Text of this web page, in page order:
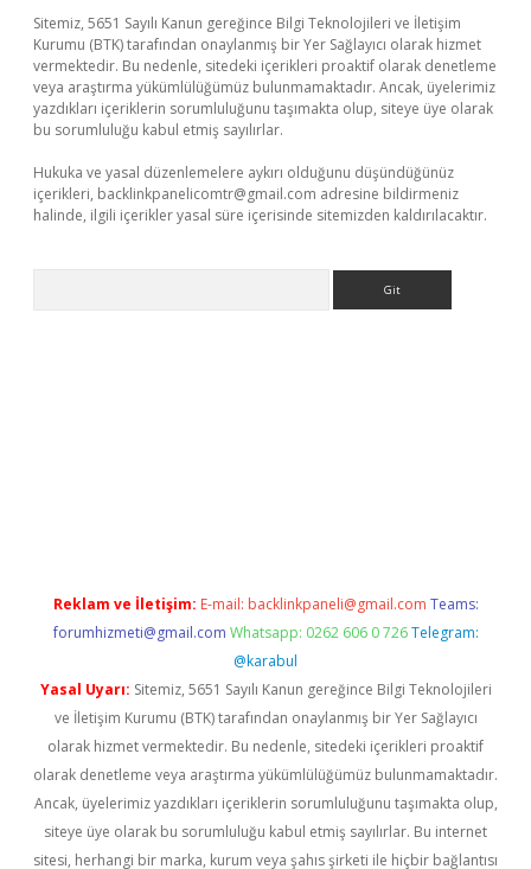
Sitemiz, 5651 Sayılı Kanun gereğince Bilgi Teknolojileri ve İletişim
Kurumu (BTK) tarafından onaylanmış bir Yer Sağlayıcı olarak hizmet
vermektedir. Bu nedenle, sitedeki içerikleri proaktif olarak denetleme
veya araştırma yükümlülüğümüz bulunmamaktadır. Ancak, üyelerimiz
yazdıkları içeriklerin sorumluluğunu taşımakta olup, siteye üye olarak
bu sorumluluğu kabul etmiş sayılırlar.
Hukuka ve yasal düzenlemelere aykırı olduğunu düşündüğünüz
içerikleri, backlinkpanelicomtr@gmail.com adresine bildirmeniz
halinde, ilgili içerikler yasal süre içerisinde sitemizden kaldırılacaktır.
Reklam ve İletişim: E-mail: backlinkpaneli@gmail.com Teams:
forumhizmeti@gmail.com Whatsapp: 0262 606 0 726 Telegram:
@karabul
Yasal Uyarı: Sitemiz, 5651 Sayılı Kanun gereğince Bilgi Teknolojileri
ve İletişim Kurumu (BTK) tarafından onaylanmış bir Yer Sağlayıcı
olarak hizmet vermektedir. Bu nedenle, sitedeki içerikleri proaktif
olarak denetleme veya araştırma yükümlülüğümüz bulunmamaktadır.
Ancak, üyelerimiz yazdıkları içeriklerin sorumluluğunu taşımakta olup,
siteye üye olarak bu sorumluluğu kabul etmiş sayılırlar. Bu internet
sitesi, herhangi bir marka, kurum veya şahıs şirketi ile hiçbir bağlantısı